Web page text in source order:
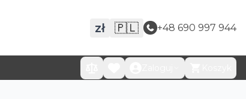
zł 🇵🇱 +48 690 997 944